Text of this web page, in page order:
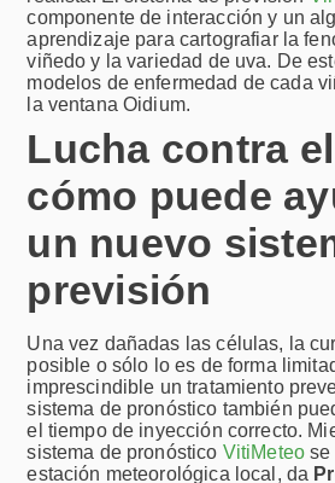
componente de interacción y un
aprendizaje para cartografiar la
viñedo y la variedad de uva. De
modelos de enfermedad de cada
la ventana Oidium.
Lucha contra
cómo puede
un nuevo
previsión
Una vez dañadas las células, la
posible o sólo lo es de forma
imprescindible un tratamiento
sistema de pronóstico también
el tiempo de inyección correcto.
sistema de pronóstico VitiMeteo se
estación meteorológica local, da